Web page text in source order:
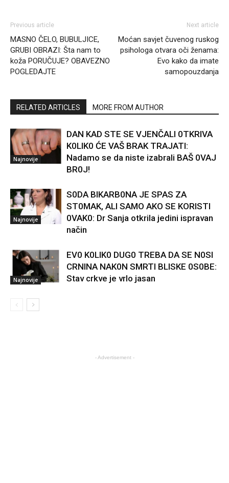
Previous article
MASNO ČELO, BUBULJICE,
GRUBI OBRAZI: Šta nam to
koža PORUČUJE? OBAVEZNO
POGLEDAJTE
Next article
Moćan savjet čuvenog ruskog
psihologa otvara oči ženama:
Evo kako da imate
samopouzdanja
RELATED ARTICLES MORE FROM AUTHOR
Najnovije
DAN KAD STE SE VJENČALI 0TKRIVA
K0LIK0 ĆE VAŠ BRAK TRAJATI:
Nadamo se da niste izabrali BAŠ 0VAJ
BR0J!
Najnovije
S0DA BIKARB0NA JE SPAS ZA
ST0MAK, ALI SAMO AKO SE KORISTI
0VAK0: Dr Sanja otkrila jedini ispravan
način
Najnovije
EV0 K0LIK0 DUG0 TREBA DA SE N0SI
CRNINA NAK0N SMRTI BLISKE 0S0BE:
Stav crkve je vrlo jasan
- Advertisement -